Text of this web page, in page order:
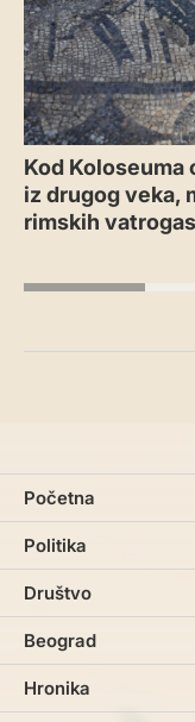
Kod
iz drugog veka,
rimskih
Početna
Politika
Društvo
Beograd
Hronika